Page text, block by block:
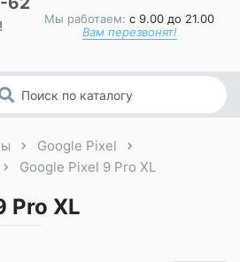
Мы работаем: с 9.00 до 21.00
Вам перезвонят!
Google Pixel
Google Pixel 9 Pro XL
Pro XL